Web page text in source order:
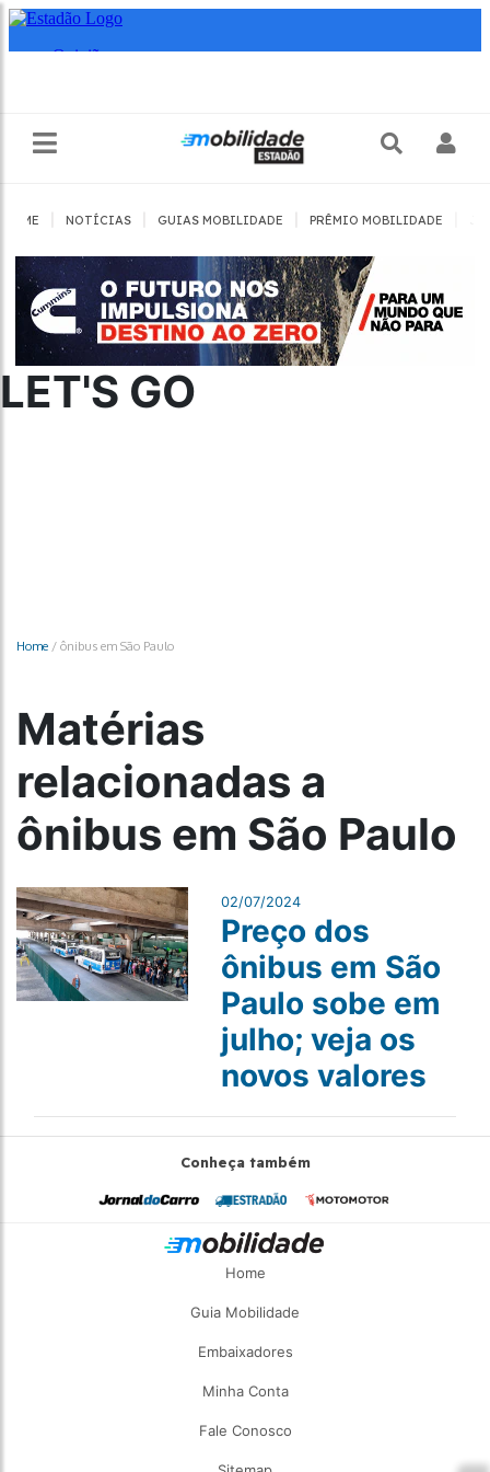
HOME NOTÍCIAS GUIAS MOBILIDADE PRÊMIO MOBILIDADE
LET'S GO
Home / ônibus em São Paulo
Matérias
relacionadas a
ônibus em São Paulo
02/07/2024
Preço dos
ônibus em São
Paulo sobe em
julho; veja os
novos valores
Conheça também
Home
Guia Mobilidade
Embaixadores
Minha Conta
Fale Conosco